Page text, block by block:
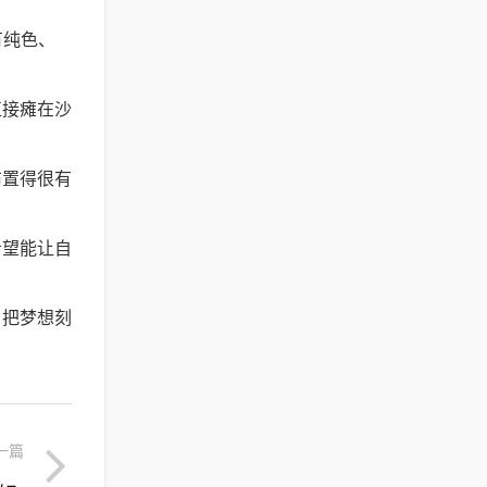
色、
瘫在沙
得很有
能让自
梦想刻
篇